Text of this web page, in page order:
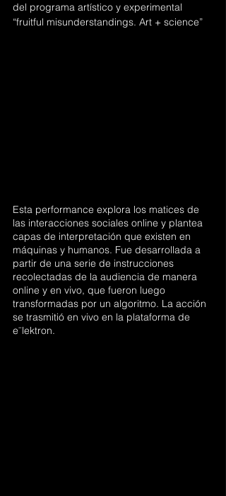
del programa artístico y experimental
“fruitful misunderstandings. Art + science”
Esta performance explora los matices de
las interacciones sociales online y plantea
capas de interpretación que existen en
máquinas y humanos. Fue desarrollada a
partir de una serie de instrucciones
recolectadas de la audiencia de manera
online y en vivo, que fueron luego
transformadas por un algoritmo. La acción
se trasmitió en vivo en la plataforma de
eˉlektron.